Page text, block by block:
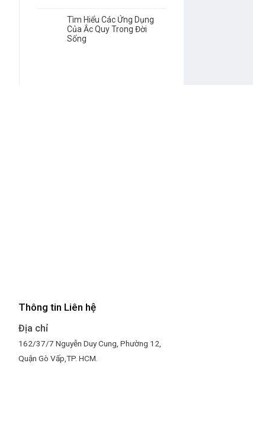
Tìm Hiểu Các Ứng Dụng
Của Ắc Quy Trong Đời
Sống
Thông tin Liên hệ
Địa chỉ
162/37/7 Nguyễn Duy Cung, Phường 12,
Quận Gò Vấp,TP. HCM.